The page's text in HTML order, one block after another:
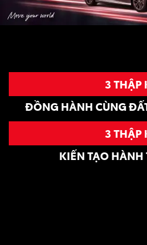
3 THẬP
ĐỒNG HÀNH CÙNG
3 THẬP
KIẾN TẠO HÀNH